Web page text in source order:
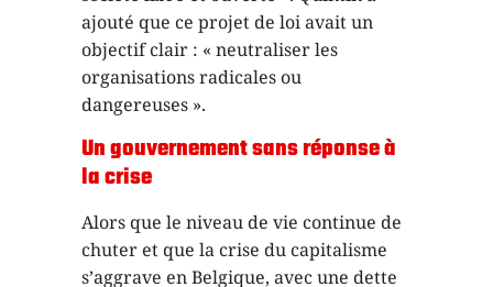
ajouté que ce projet de loi avait un
objectif clair : « neutraliser les
organisations radicales ou
dangereuses ».
Un gouvernement sans réponse à
la crise
Alors que le niveau de vie continue de
chuter et que la crise du capitalisme
s’aggrave en Belgique, avec une dette